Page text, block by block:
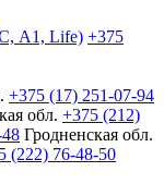
A1, Life) +375
+375 (17) 251-07-94
обл. +375 (212)
Гродненская обл.
(222) 76-48-50